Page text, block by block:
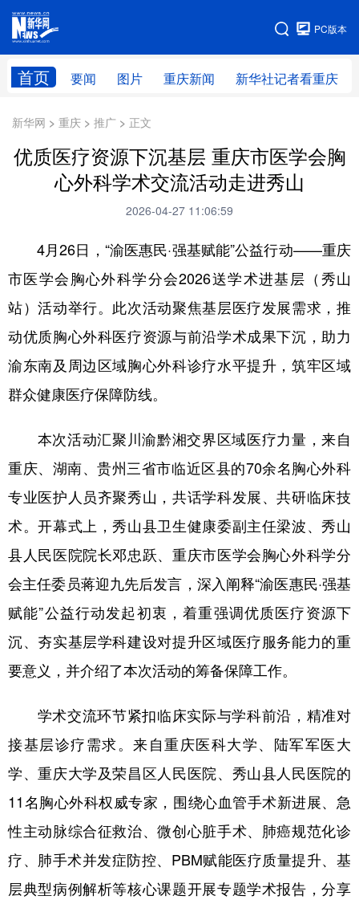
PC版本
首页 要闻 图片 重庆新闻 新华社记者看重庆
网站地图
新华网 > 重庆 > 推广 > 正文
优质医疗资源下沉基层 重庆市医学会胸
心外科学术交流活动走进秀山
2026-04-27 11:06:59
4月26日，“渝医惠民·强基赋能”公益行动——重庆
市医学会胸心外科学分会2026送学术进基层（秀山
站）活动举行。此次活动聚焦基层医疗发展需求，推
动优质胸心外科医疗资源与前沿学术成果下沉，助力
渝东南及周边区域胸心外科诊疗水平提升，筑牢区域
群众健康医疗保障防线。
本次活动汇聚川渝黔湘交界区域医疗力量，来自
重庆、湖南、贵州三省市临近区县的70余名胸心外科
专业医护人员齐聚秀山，共话学科发展、共研临床技
术。开幕式上，秀山县卫生健康委副主任梁波、秀山
县人民医院院长邓忠跃、重庆市医学会胸心外科学分
会主任委员蒋迎九先后发言，深入阐释“渝医惠民·强基
赋能”公益行动发起初衷，着重强调优质医疗资源下
沉、夯实基层学科建设对提升区域医疗服务能力的重
要意义，并介绍了本次活动的筹备保障工作。
学术交流环节紧扣临床实际与学科前沿，精准对
接基层诊疗需求。来自重庆医科大学、陆军军医大
学、重庆大学及荣昌区人民医院、秀山县人民医院的
11名胸心外科权威专家，围绕心血管手术新进展、急
性主动脉综合征救治、微创心脏手术、肺癌规范化诊
疗、肺手术并发症防控、PBM赋能医疗质量提升、基
层典型病例解析等核心课题开展专题学术报告，分享